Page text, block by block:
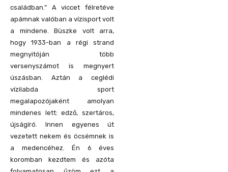
családban.” A viccet félretéve
apámnak valóban a vízisport volt
a mindene. Büszke volt arra,
hogy 1933-ban a régi strand
megnyitóján több
versenyszámot is megnyert
úszásban. Aztán a ceglédi
vízilabda sport
megalapozójaként amolyan
mindenes lett: edző, szertáros,
újságíró. Innen egyenes út
vezetett nekem és öcsémnek is
a medencéhez. Én 6 éves
koromban kezdtem és azóta